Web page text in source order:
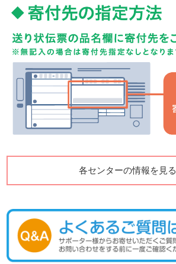
各センターの情報を見る